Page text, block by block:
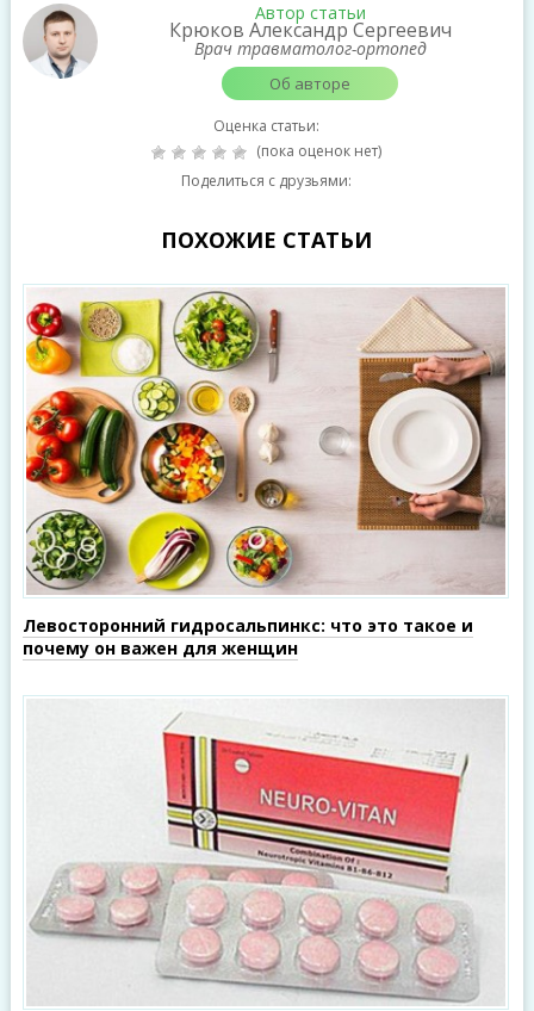
Автор статьи
Крюков Александр Сергеевич
Врач травматолог-ортопед
Об авторе
Оценка статьи:
(пока оценок нет)
Поделиться с друзьями:
ПОХОЖИЕ СТАТЬИ
Левосторонний гидросальпинкс: что это такое и
почему он важен для женщин